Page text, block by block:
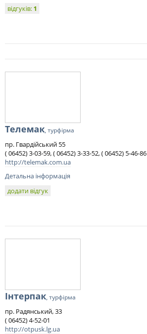
відгуків: 1
Телемак, турфірма
пр. Гвардійський 55
( 06452) 3-03-59, ( 06452) 3-33-52, ( 06452) 5-46-86
http://telemak.com.ua
Детальна інформація
додати відгук
Інтерпак, турфірма
пр. Радянський, 33
( 06452) 4-52-01
http://otpusk.lg.ua